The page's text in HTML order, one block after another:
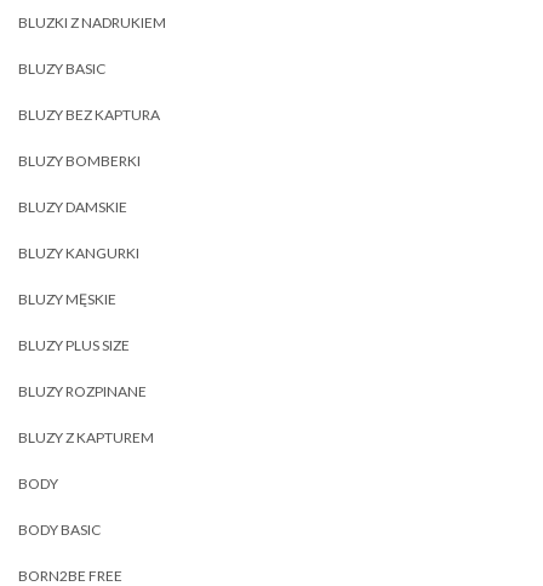
BLUZKI Z NADRUKIEM
BLUZY BASIC
BLUZY BEZ KAPTURA
BLUZY BOMBERKI
BLUZY DAMSKIE
BLUZY KANGURKI
BLUZY MĘSKIE
BLUZY PLUS SIZE
BLUZY ROZPINANE
BLUZY Z KAPTUREM
BODY
BODY BASIC
BORN2BE FREE